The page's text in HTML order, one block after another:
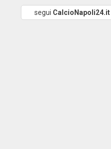
segui CalcioNapoli24.it